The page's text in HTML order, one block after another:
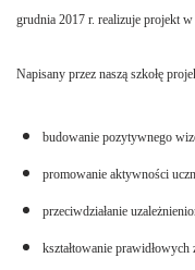
grudnia 2017 r. realizuje projekt w
Napisany przez naszą szkołę
budowanie pozytywnego
promowanie aktywności
przeciwdziałanie
kształtowanie prawidłowych